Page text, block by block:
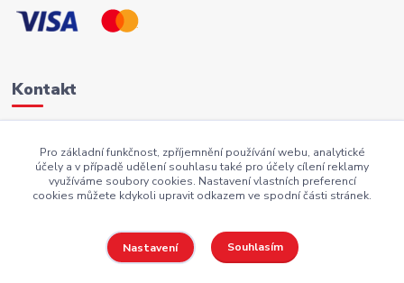
Kontakt
AKI.BS@seznam.cz
Pro základní funkčnost, zpříjemnění používání webu, analytické
účely a v případě udělení souhlasu také pro účely cílení reklamy
využíváme soubory cookies. Nastavení vlastních preferencí
cookies můžete kdykoli upravit odkazem ve spodní části stránek.
Nastavení Souhlasím